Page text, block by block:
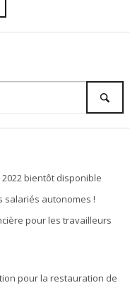
bientôt disponible
salariés autonomes !
pour les travailleurs
pour la restauration de